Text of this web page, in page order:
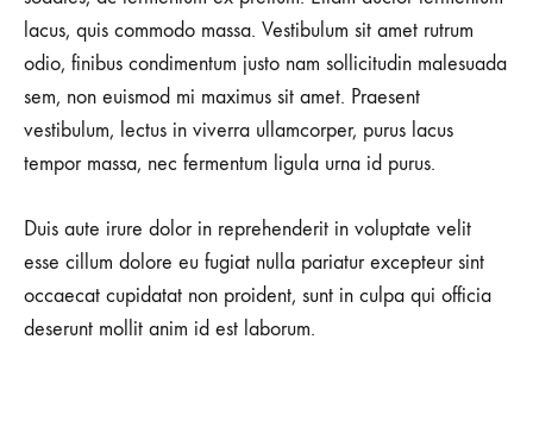
lacus, quis commodo massa. Vestibulum sit amet rutrum
odio, finibus condimentum justo nam sollicitudin malesuada
sem, non euismod mi maximus sit amet. Praesent
vestibulum, lectus in viverra ullamcorper, purus lacus
tempor massa, nec fermentum ligula urna id purus.
Duis aute irure dolor in reprehenderit in voluptate velit
esse cillum dolore eu fugiat nulla pariatur excepteur sint
occaecat cupidatat non proident, sunt in culpa qui officia
deserunt mollit anim id est laborum.